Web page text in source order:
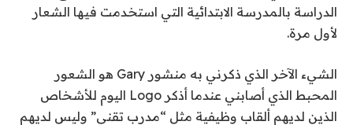
الدراسة بالمدرسة الابتدائية التي استخدمت فيها الشعار
لأول مرة.
الشيء الآخر الذي ذكرني به منشور Gary هو الشعور
المحبط الذي أصابني عندما أذكر Logo اليوم للأشخاص
الذين لديهم ألقاب وظيفية مثل “مدرب تقني” وليس لديهم